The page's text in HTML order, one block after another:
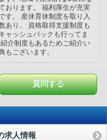
おります。 福利厚生が充実
す。 産休育休制度を取り入
あり。 資格取得支援制度も
ャッシュバックも行ってま
介制度もあるためご紹介い
もございます。
質問する
求人情報